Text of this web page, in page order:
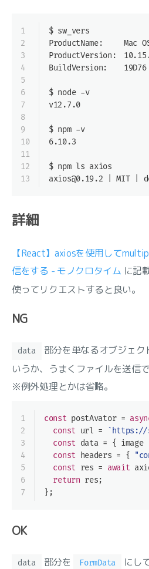
1
2
3
4
5
6
7
8
9
10
11
12
13
$ sw_vers
ProductName:
ProductVersion:
BuildVersion:	19D76
$ node -v
v12.7.0
$ npm -v
6.10.3
$ npm ls axios
axios@0.19.2 | MIT |
詳細
【React】axiosを使用して
信をする - モノクロタイム に記
使ってリクエストすると良い。
NG
data
部分を単なるオブジェ
いうか、うまくファイルを送信
※例外処理とかは省略。
1
2
3
4
5
6
7
const postAvator =
const url = `https://
const data = { image
const headers = {
const res = await
return res;
};
OK
data 部分を FormData にし